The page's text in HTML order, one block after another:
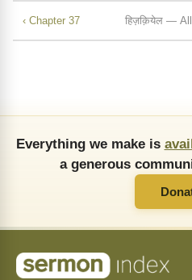
‹ Chapter 37 हिज़क़ियेल —
Everything we make is
a generous